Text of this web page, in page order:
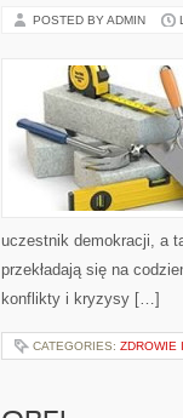
POSTED BY ADMIN
uczestnik demokracji, a
przekładają się na
konflikty i kryzysy […]
CATEGORIES: ZDROWIE